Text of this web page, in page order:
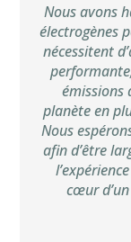
Nous avons
électrogènes
nécessitent
émissions
planète en
Nous
afin d’être
cœur